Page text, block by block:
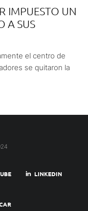
IMPUESTO UN
A SUS
el centro de
se quitaron la
LINKEDIN